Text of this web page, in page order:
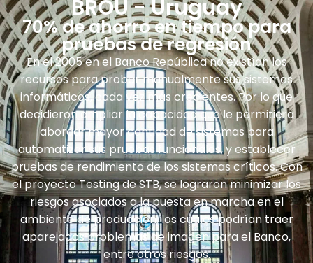
BROU - Uruguay
70% de ahorro en tiempo para
pruebas de regresión
En el 2005 en el Banco República no existían los
recursos para probar manualmente sus sistemas
informáticos, cada vez más crecientes. Por lo que
decidieron ampliar la capacidad que le permitiera
abordar mayor cantidad de sistemas para
automatizar sus pruebas funcionales, y establecer
pruebas de rendimiento de los sistemas críticos. Con
el proyecto Testing de STB, se lograron minimizar los
riesgos asociados a la puesta en marcha en el
ambiente de producción, los cuales podrían traer
aparejados problemas de imagen para el Banco,
entre otros riesgos.